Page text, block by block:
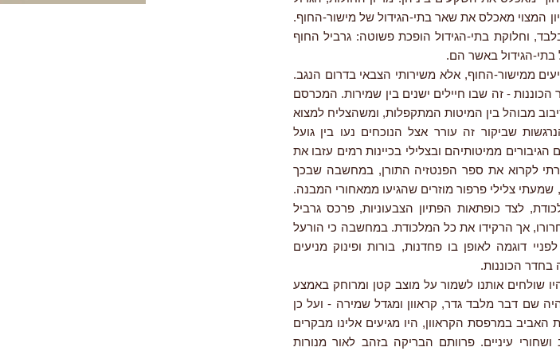
המצוי מאכלס את שאר בתי-הגידול של מישור-החוף.
וחלוקת בתי-הגידול הופכת פשוטה: גרביל החוף
בתי-הגידול באשר הם.
ממישור-החוף, אלא משירותי הצבאי בדרום הנגב.
- זה שבו חיילים ישנים בין שמירות. המכרסם
מבוהל בין המיטות המתקפלות, ומשהצליח למצוא
שביקור זה עורר אצל הנוכחים נעו בין גועל
ממיטותיהם ובצלילי בכיינות רמים עזבו את
לקרוא את ספר הפנטזיה התורן, במחשבה שבכך
צלילי פרפור מוזרים שהגיעו ממאחורי המבנה.
לצד כופתאות הפתיון הצבעוניות, פרכס גרביל
אך הרקידו את כל המלכודת. במחשבה כי הורעל
דוגמה לאופן בו פחדנות, בורות ופינוק מניעים
בחדר הכוננות.
שולחים אותנו לשמור על מוצב קטן ומרוחק באמצע
שם דבר מלבד גדר, קראוון ומגדל שמירה - ועל כן
במרפסת הקראוון, היו מגיעים אלינו מבקרים
ושחורי עיניים. פרוותם הבריקה בזהב לאור מנורות